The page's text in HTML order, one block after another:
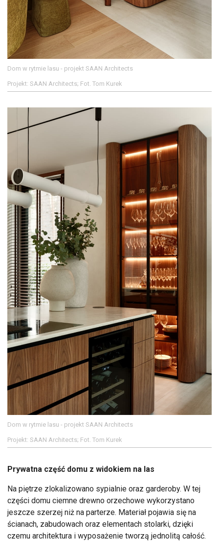
Dom w rytmie lasu - projekt SAAN Architects
Projekt: SAAN Architects; Fot. Tom Kurek
Dom w rytmie lasu - projekt SAAN Architects
Projekt: SAAN Architects; Fot. Tom Kurek
Prywatna część domu z widokiem na las
Na piętrze zlokalizowano sypialnie oraz garderoby. W tej
części domu ciemne drewno orzechowe wykorzystano
jeszcze szerzej niż na parterze. Materiał pojawia się na
ścianach, zabudowach oraz elementach stolarki, dzięki
czemu architektura i wyposażenie tworzą jednolitą całość.